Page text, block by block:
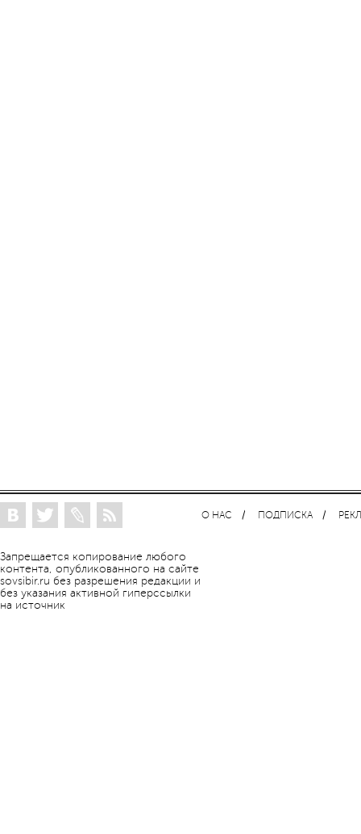
Запрещается копирование любого
контента, опубликованного на сайте
sovsibir.ru без разрешения редакции и
без указания активной гиперссылки
на источник
О НАС ПОДПИСКА